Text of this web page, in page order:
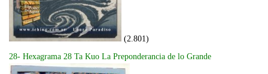
(2.801)
28- Hexagrama 28 Ta Kuo La Preponderancia de lo Grande